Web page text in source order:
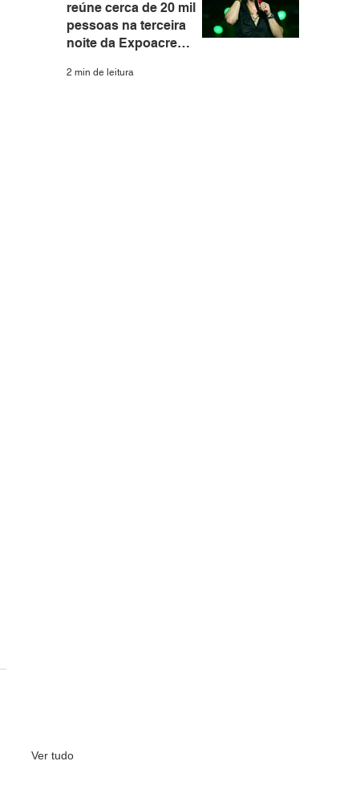
Ver tudo
reúne cerca de 20 mil
pessoas na terceira
noite da Expoacre
2 min de leitura